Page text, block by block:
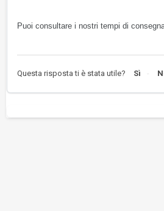
Puoi consultare i nostri tempi di
Questa risposta ti è stata utile? Sì